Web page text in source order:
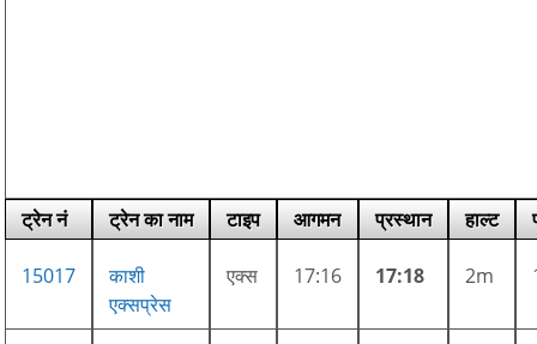
ट्रेन नं ट्रेन का नाम टाइप आगमन प्रस्थान हाल्ट
15017
काशी
एक्सप्रेस
एक्स 17:16 17:18 2m